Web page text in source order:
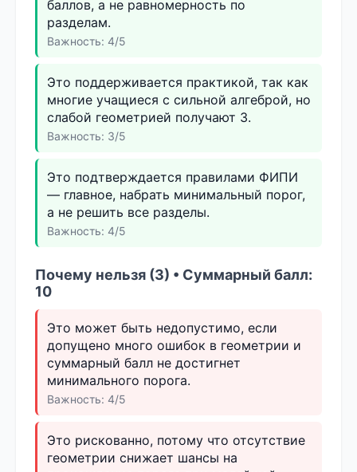
баллов, а не равномерность по
разделам.
Важность: 4/5
Это поддерживается практикой, так как
многие учащиеся с сильной алгеброй, но
слабой геометрией получают 3.
Важность: 3/5
Это подтверждается правилами ФИПИ
— главное, набрать минимальный порог,
а не решить все разделы.
Важность: 4/5
Почему нельзя (3) • Суммарный балл:
10
Это может быть недопустимо, если
допущено много ошибок в геометрии и
суммарный балл не достигнет
минимального порога.
Важность: 4/5
Это рискованно, потому что отсутствие
геометрии снижает шансы на